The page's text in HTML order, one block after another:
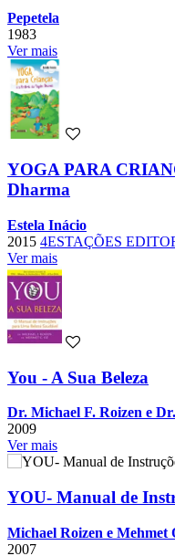
Pepetela
1983
Ver mais
YOGA PARA
Dharma
Estela Inácio
2015 4ESTAÇÕES
Ver mais
You - A Sua Beleza
Dr. Michael F. Roizen e
2009
Ver mais
YOU- Manual de
Michael Roizen e Mehmet
2007